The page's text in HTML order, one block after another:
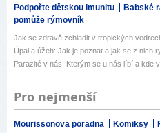
Podpořte dětskou imunitu Babské
pomůže rýmovník
Jak se zdravě zchladit v tropických
Úpal a úžeh: Jak je poznat a jak se z nich
Parazité v nás: Kterým se u nás líbí a kde
Pro nejmenší
Mourissonova poradna Komiksy